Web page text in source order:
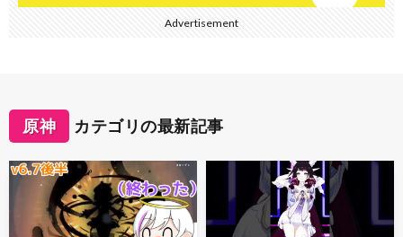
Advertisement
原神 カテゴリの最新記事